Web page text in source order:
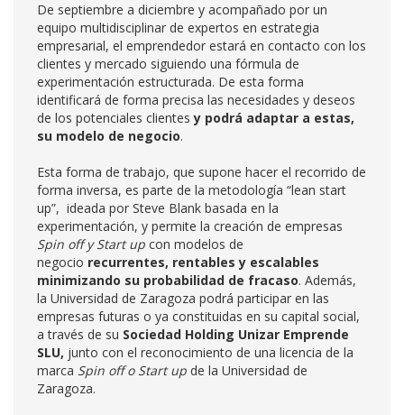
De septiembre a diciembre y acompañado por un
equipo multidisciplinar de expertos en estrategia
empresarial, el emprendedor estará en contacto con los
clientes y mercado siguiendo una fórmula de
experimentación estructurada. De esta forma
identificará de forma precisa las necesidades y deseos
de los potenciales clientesy podrá adaptar a estas,
su modelo de negocio.
Esta forma de trabajo, que supone hacer el recorrido de
forma inversa, es parte de la metodología “lean start
up”, ideada por Steve Blank basada en la
experimentación, y permite la creación de empresas
Spin off y Start up con modelos de
negocio recurrentes, rentables y escalables
minimizando su probabilidad de fracaso. Además,
la Universidad de Zaragoza podrá participar en las
empresas futuras o ya constituidas en su capital social,
a través de su Sociedad Holding Unizar Emprende
SLU, junto con el reconocimiento de una licencia de la
marca Spin off o Start up de la Universidad de
Zaragoza.